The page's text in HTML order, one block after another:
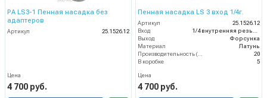
PA LS3-1 Пенная насадка без
адаптеров
Артикул 25.1526.12
Цена
4 700 руб.
Пенная насадка LS 3 вход 1/4г.
Артикул
25.1526.12
Вход
Выход
Форсунка
Материал
Латунь
20
В коробке
5
Цена
4 700 руб.